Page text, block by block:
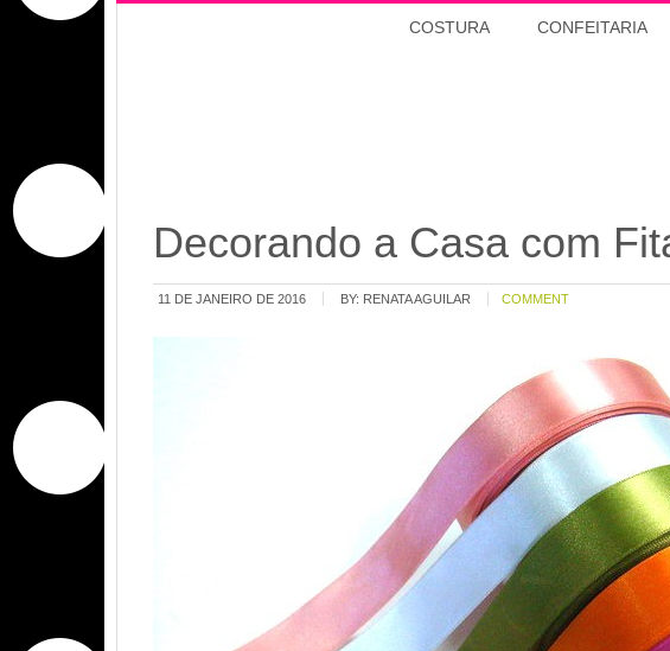
COSTURA CONFEITARIA
Decorando a Casa com
11 DE JANEIRO DE 2016 BY: RENATA AGUILAR COMMENT